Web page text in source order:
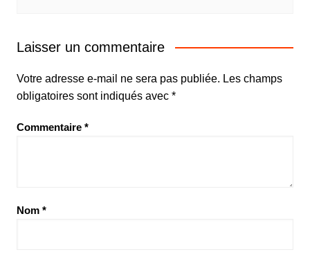
Laisser un commentaire
Votre adresse e-mail ne sera pas publiée. Les champs
obligatoires sont indiqués avec *
Commentaire *
Nom *